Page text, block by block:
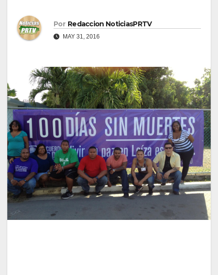
Por Redaccion NoticiasPRTV
MAY 31, 2016